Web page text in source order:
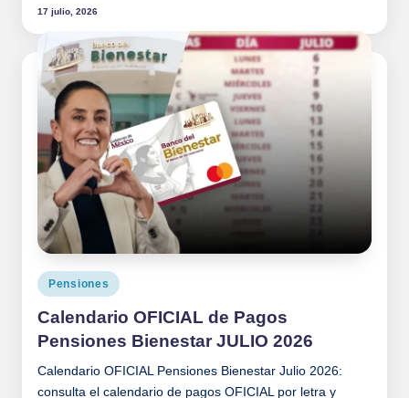
17 julio, 2026
Publicado
en
Pensiones
Calendario OFICIAL de Pagos
Pensiones Bienestar JULIO 2026
Calendario OFICIAL Pensiones Bienestar Julio 2026:
consulta el calendario de pagos OFICIAL por letra y